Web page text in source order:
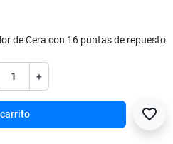
de Cera con 16 puntas de repuesto
+
favorite_border